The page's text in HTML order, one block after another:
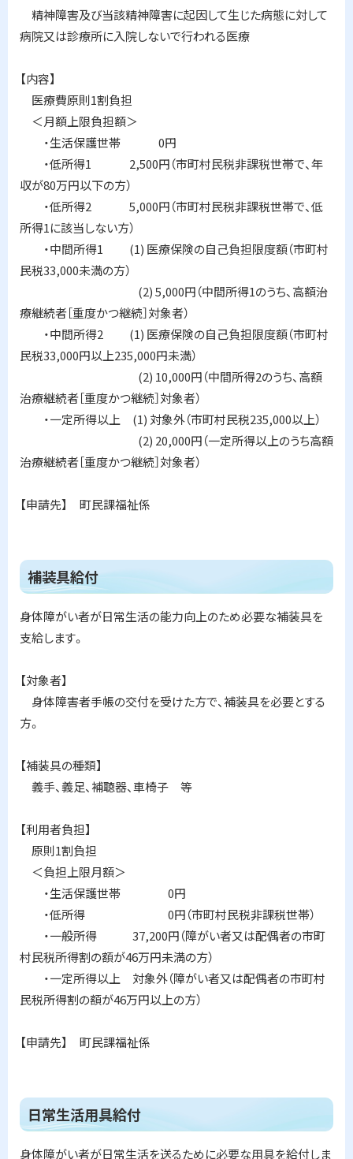
精神障害及び当該精神障害に起因して生じた病態に対して
病院又は診療所に入院しないで行われる医療
【内容】
医療費原則1割負担
＜月額上限負担額＞
・生活保護世帯 0円
・低所得1 2,500円（市町村民税非課税世帯で、年
収が80万円以下の方）
・低所得2 5,000円（市町村民税非課税世帯で、低
所得1に該当しない方）
・中間所得1 (1) 医療保険の自己負担限度額（市町村
民税33,000未満の方）
(2) 5,000円（中間所得1のうち、高額治
療継続者［重度かつ継続］対象者）
・中間所得2 (1) 医療保険の自己負担限度額（市町村
民税33,000円以上235,000円未満）
(2) 10,000円（中間所得2のうち、高額
治療継続者［重度かつ継続］対象者）
・一定所得以上 (1) 対象外（市町村民税235,000以上）
(2) 20,000円（一定所得以上のうち高額
治療継続者［重度かつ継続］対象者）
【申請先】 町民課福祉係
ト
ッ
プ
に
る
補装具給付
身体障がい者が日常生活の能力向上のため必要な補装具を
支給します。
【対象者】
身体障害者手帳の交付を受けた方で、補装具を必要とする
方。
【補装具の種類】
義手、義足、補聴器、車椅子 等
【利用者負担】
原則1割負担
＜負担上限月額＞
・生活保護世帯 0円
・低所得 0円（市町村民税非課税世帯）
・一般所得 37,200円（障がい者又は配偶者の市町
村民税所得割の額が46万円未満の方）
・一定所得以上 対象外（障がい者又は配偶者の市町村
民税所得割の額が46万円以上の方）
【申請先】 町民課福祉係
ト
ッ
プ
日常生活用具給付
身体障がい者が日常生活を送るために必要な用具を給付しま